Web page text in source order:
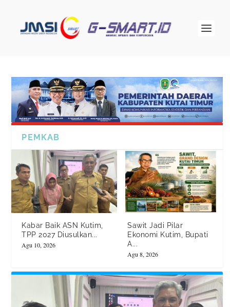
PEMKAB
Kabar Baik ASN Kutim,
TPP 2027 Diusulkan...
Agu 10, 2026
Sawit Jadi Pilar
Ekonomi Kutim, Bupati
A...
Agu 8, 2026